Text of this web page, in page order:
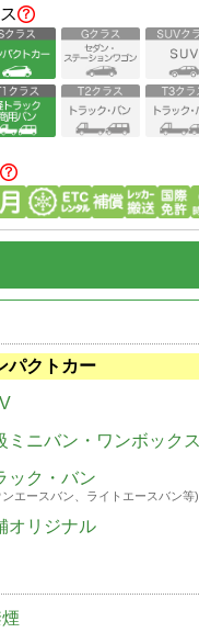
パクトカー
ミニバン・ワンボックス
ック・バン
エースバン、ライトエースバン等)
オリジナル